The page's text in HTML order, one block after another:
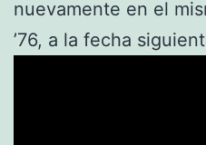
nuevamente en el
’76, a la fecha